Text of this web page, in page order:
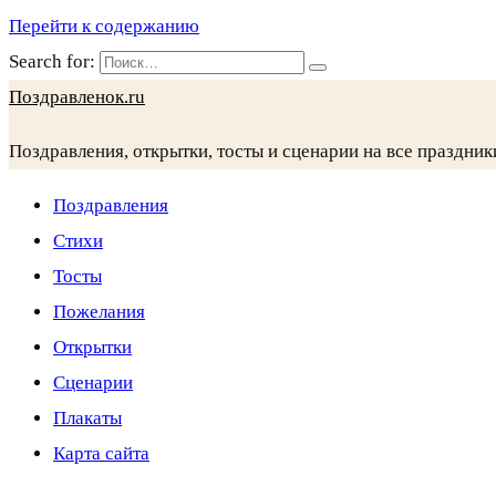
Перейти к содержанию
Search for:
Поздравленок.ru
Поздравления, открытки, тосты и сценарии на все
Поздравления
Стихи
Тосты
Пожелания
Открытки
Сценарии
Плакаты
Карта сайта